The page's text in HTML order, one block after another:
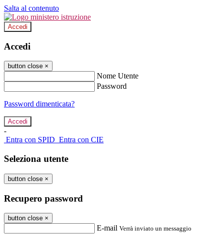
Salta al contenuto
Accedi
Accedi
button close ×
Nome Utente
Password
Password dimenticata?
-
Entra con SPID Entra con CIE
Seleziona utente
button close ×
Recupero password
button close ×
E-mail Verrà inviato un messaggio